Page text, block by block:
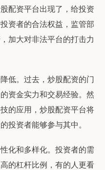
配资平台出现了，给投资
资者的合法权益，监管部
加大对非法平台的打击力
低。过去，炒股配资的门
资金实力和交易经验。然
的应用，炒股配资平台将
投资者能够参与其中。
化和多样化。投资者的需
的杠杆比例，有的人更看